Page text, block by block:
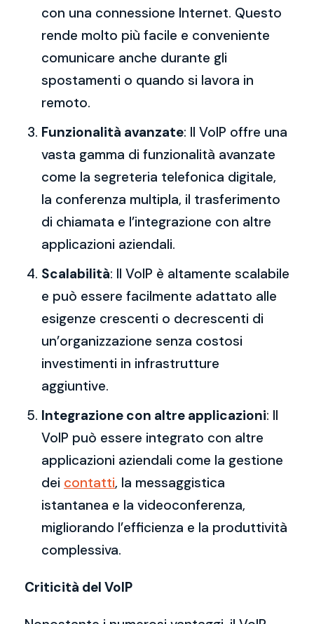
con una connessione Internet. Questo
rende molto più facile e conveniente
comunicare anche durante gli
spostamenti o quando si lavora in
remoto.
Funzionalità avanzate: Il VoIP offre una
vasta gamma di funzionalità avanzate
come la segreteria telefonica digitale,
la conferenza multipla, il trasferimento
di chiamata e l’integrazione con altre
applicazioni aziendali.
Scalabilità: Il VoIP è altamente scalabile
e può essere facilmente adattato alle
esigenze crescenti o decrescenti di
un’organizzazione senza costosi
investimenti in infrastrutture
aggiuntive.
Integrazione con altre applicazioni: Il
VoIP può essere integrato con altre
applicazioni aziendali come la gestione
dei contatti, la messaggistica
istantanea e la videoconferenza,
migliorando l’efficienza e la produttività
complessiva.
Criticità del VoIP